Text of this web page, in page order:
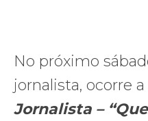
No próximo
jornalista, ocorre a
Jornalista –